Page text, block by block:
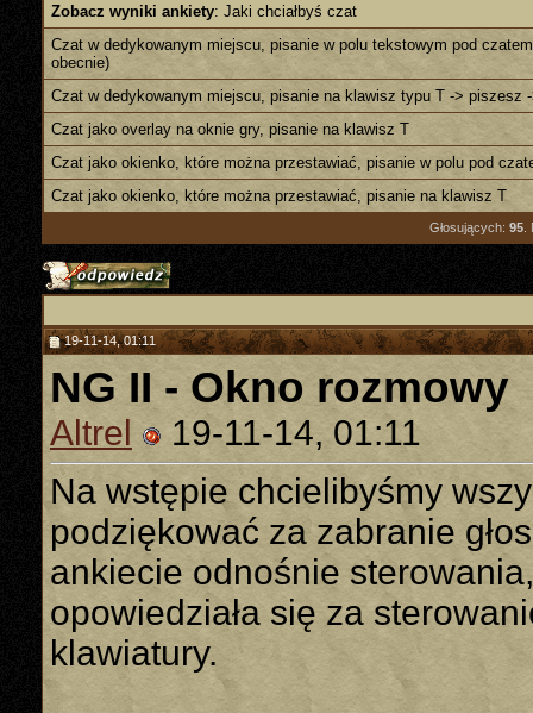
Zobacz wyniki ankiety: Jaki chciałbyś czat
Czat w dedykowanym miejscu, pisanie w polu tekstowym pod
obecnie)
Czat w dedykowanym miejscu, pisanie na klawisz typu T -> piszesz
Czat jako overlay na oknie gry, pisanie na klawisz T
Czat jako okienko, które można przestawiać, pisanie w polu pod
Czat jako okienko, które można przestawiać, pisanie na klawisz T
Głosujących: 95
19-11-14, 01:11
NG II - Okno rozmowy
Altrel
19-11-14, 01:11
Na wstępie chcielibyśmy
podziękować za zabranie
ankiecie odnośnie
opowiedziała się za
klawiatury.